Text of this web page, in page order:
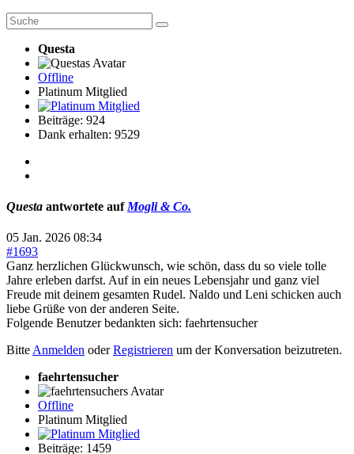
Questa
Offline
Platinum Mitglied
Beiträge: 924
Dank erhalten: 9529
Questa antwortete auf Mogli & Co.
05 Jan. 2026 08:34
#1693
Ganz herzlichen Glückwunsch, wie schön, dass du so viele tolle
Jahre erleben darfst. Auf in ein neues Lebensjahr und ganz viel
Freude mit deinem gesamten Rudel. Naldo und Leni schicken auch
liebe Grüße von der anderen Seite.
Folgende Benutzer bedankten sich: faehrtensucher
BitteAnmelden oderRegistrieren um der Konversation beizutreten.
faehrtensucher
Offline
Platinum Mitglied
Beiträge: 1459